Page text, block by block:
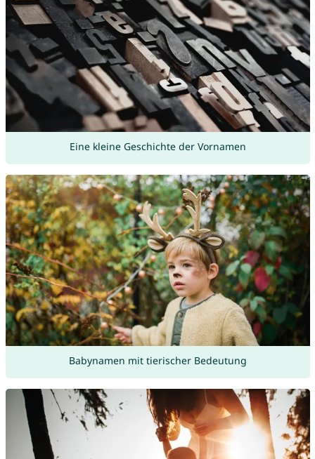
Eine kleine Geschichte der Vornamen
Babynamen mit tierischer Bedeutung